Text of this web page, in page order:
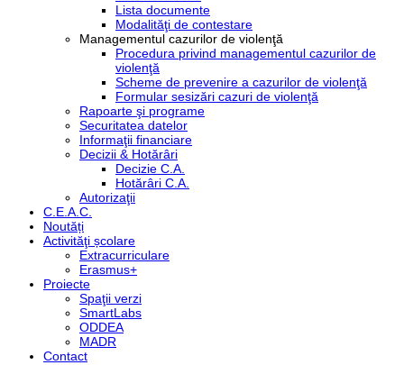
Lista documente
Modalităţi de contestare
Managementul cazurilor de violenţă
Procedura privind managementul cazurilor de
violenţă
Scheme de prevenire a cazurilor de violenţă
Formular sesizări cazuri de violenţă
Rapoarte şi programe
Securitatea datelor
Informaţii financiare
Decizii & Hotărâri
Decizie C.A.
Hotărâri C.A.
Autorizaţii
C.E.A.C.
Noutăți
Activităţi școlare
Extracurriculare
Erasmus+
Proiecte
Spaţii verzi
SmartLabs
ODDEA
MADR
Contact